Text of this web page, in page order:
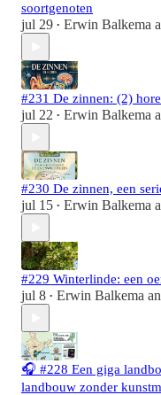
soortgenoten
jul 29 • Erwin Balkema
#231 De zinnen: (2)
jul 22 • Erwin Balkema
#230 De zinnen, een
jul 15 • Erwin Balkema
#229 Winterlinde: een
jul 8 • Erwin Balkema
🎧 #228 Een giga
landbouw zonder